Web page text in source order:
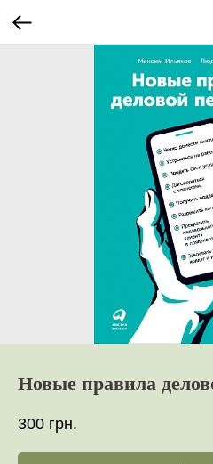
Новые правила
300 грн.